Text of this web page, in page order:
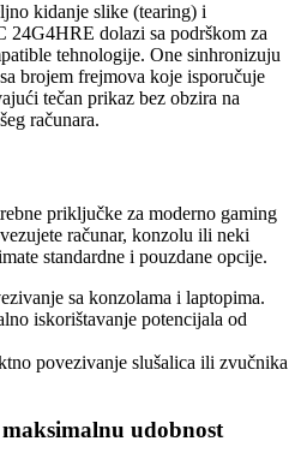
kidanje slike (tearing) i
24G4HRE dolazi sa podrškom za
tehnologije. One sinhronizuju
brojem frejmova koje isporučuje
tečan prikaz bez obzira na
računara.
priključke za moderno gaming
računar, konzolu ili neki
standardne i pouzdane opcije.
sa konzolama i laptopima.
iskorištavanje potencijala od
povezivanje slušalica ili zvučnika
udobnost